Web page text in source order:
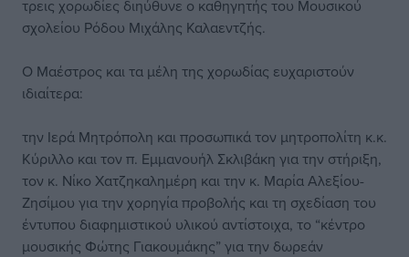
τρεις χορωδίες διηύθυνε ο καθηγητής του Μουσικού
σχολείου Ρόδου Μιχάλης Καλαεντζής.
Ο Μαέστρος και τα μέλη της χορωδίας ευχαριστούν
ιδιαίτερα:
την Ιερά Μητρόπολη και προσωπικά τον μητροπολίτη κ.κ.
Κύριλλο και τον π. Εμμανουήλ Σκλιβάκη για την στήριξη,
τον κ. Νίκο Χατζηκαλημέρη και την κ. Μαρία Αλεξίου-
Ζησίμου για την χορηγία προβολής και τη σχεδίαση του
έντυπου διαφημιστικού υλικού αντίστοιχα, το “κέντρο
μουσικής Φώτης Γιακουμάκης” για την δωρεάν